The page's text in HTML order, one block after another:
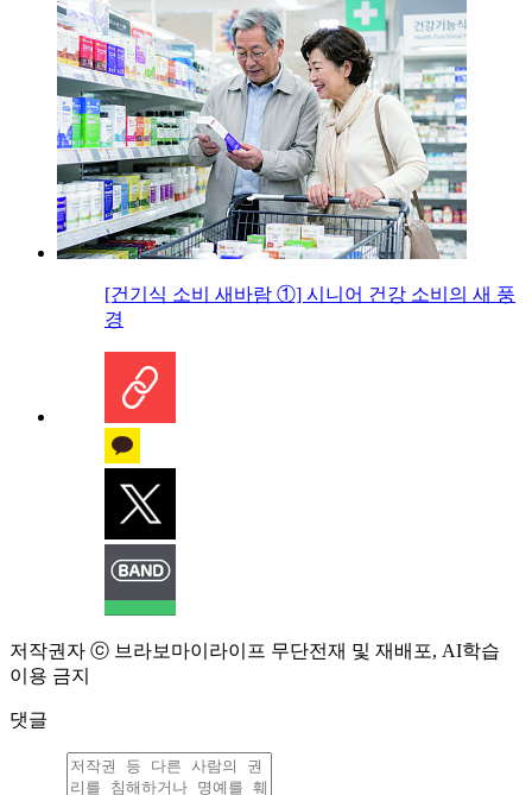
[건기식 소비 새바람 ①] 시니어 건강 소비의 새 풍
경
저작권자 ⓒ 브라보마이라이프 무단전재 및 재배포, AI학습
이용 금지
댓글